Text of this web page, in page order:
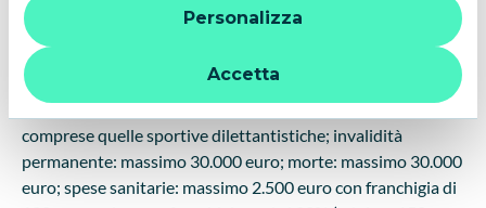
quindi la navigazione può continuare senza cookie o altri
strumenti di tracciamento diversi da quelli tecnici. Per
ulteriori informazioni:
informativa privacy
Accetta
Personalizza
Si ricorda che con il tesseramento a FITeL (costo 1 euro) e
l'adesione alla polizza (costo 3,5 euro) - con validità anno
civile - addebitate in occasione della prima iniziativa, sono
previste le seguenti
coperture assicurative
Infortunioccorsi durante attività del CRAL - FITeL,
comprese quelle sportive dilettantistiche; invalidità
permanente: massimo 30.000 euro; morte: massimo 30.000
euro; spese sanitarie: massimo 2.500 euro con franchigia di